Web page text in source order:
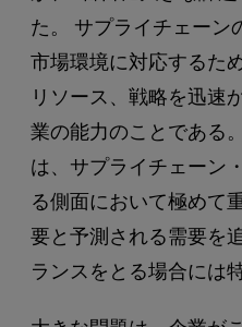
た。 サプライチェーン
市場環境に対応するた
リソース、戦略を迅速
業の能力のことである
は、サプライチェーン
る側面において極めて
要と予測される需要を
ランスをとる場合には